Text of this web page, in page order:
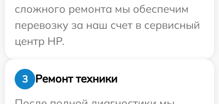
сложного ремонта мы обеспечим
перевозку за наш счет в сервисный
центр HP.
3
Ремонт техники